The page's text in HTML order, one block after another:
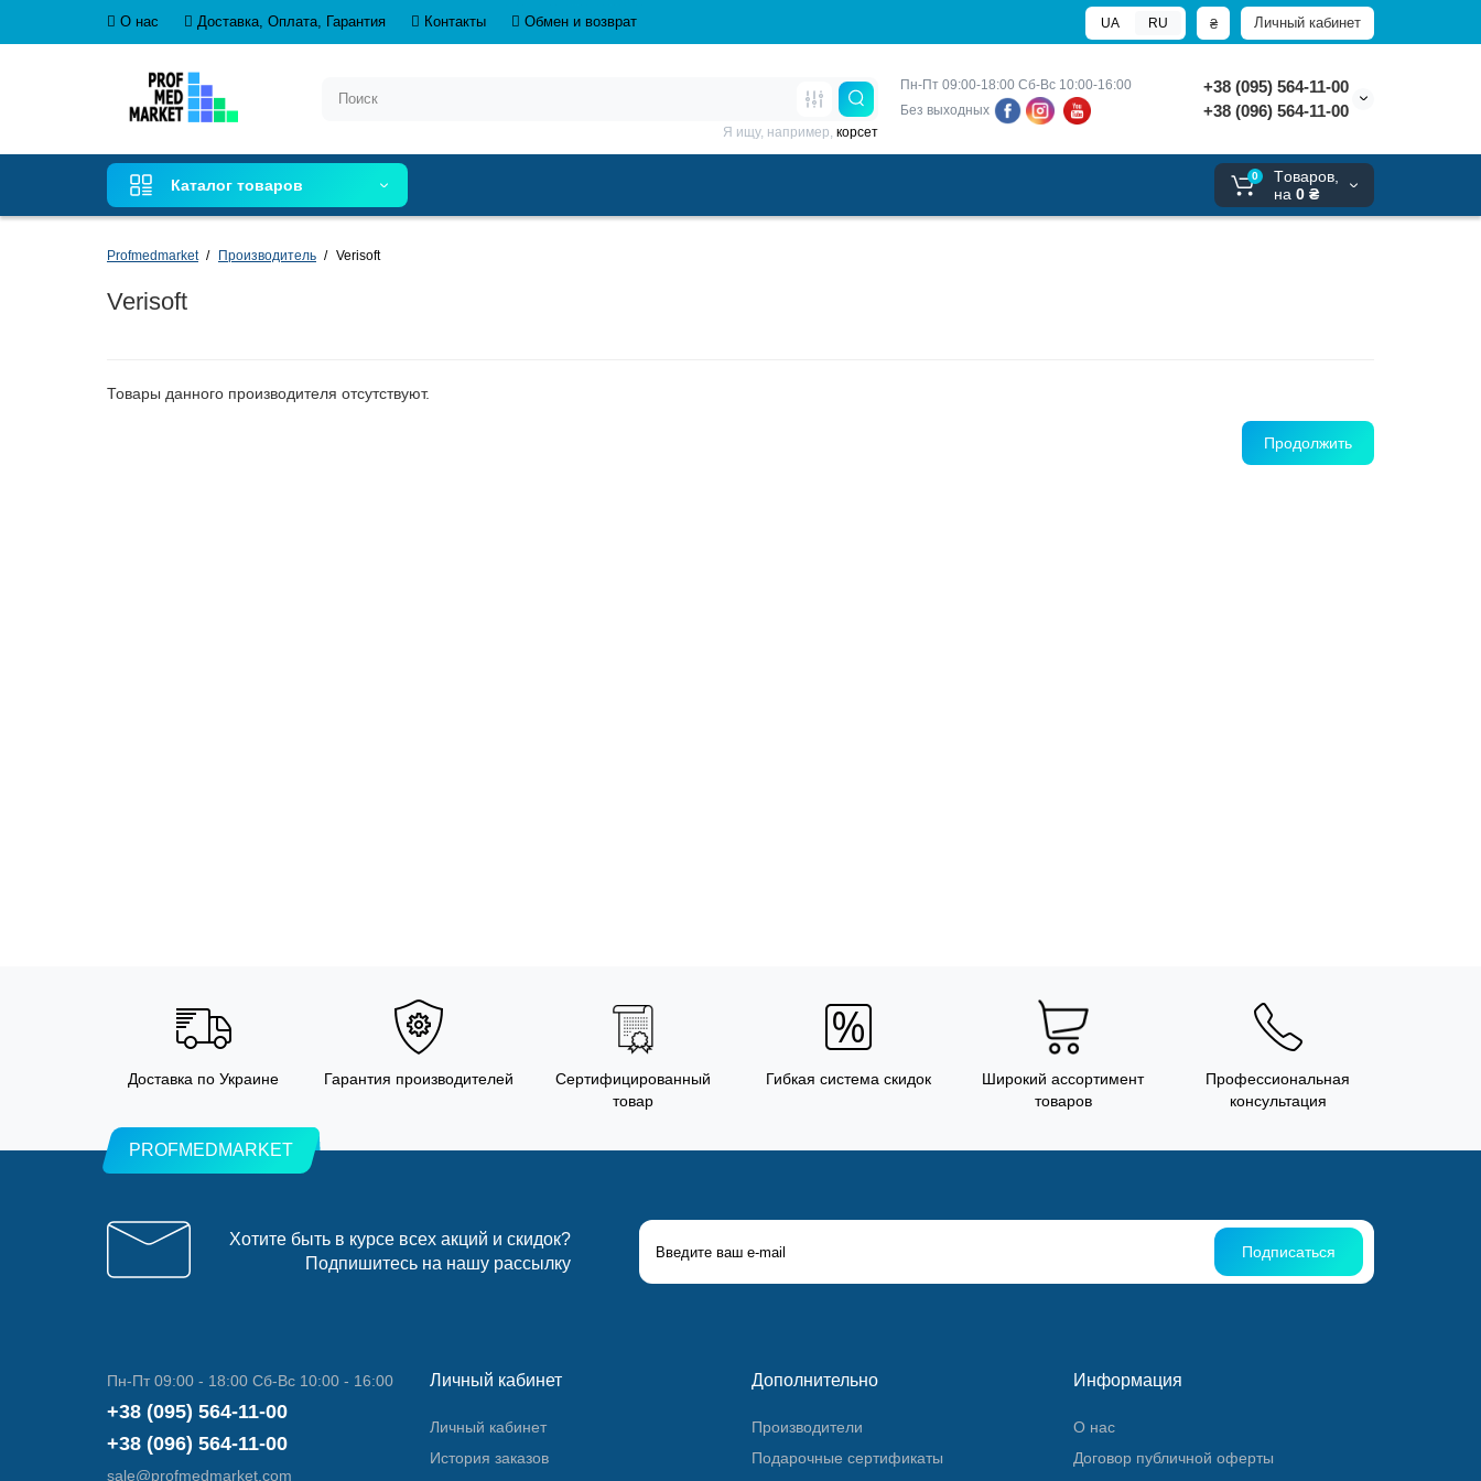
О нас Доставка, Оплата, Гарантия Контакты Обмен и возврат Личный кабинет
₴
UA RU
Пн-Пт 09:00-18:00 Сб-Вс 10:00-16:00
Без выходных
+38 (095) 564-11-00
+38 (096) 564-11-00
Я ищу, например, корсет
Каталог товаров
0
Tоваров,
на 0 ₴
Profmedmarket Производитель Verisoft
Verisoft
Товары данного производителя отсутствуют.
Продолжить
Доставка по Украине Гарантия производителей
Сертифицированный
товар
Гибкая система скидок
Широкий ассортимент
товаров
Профессиональная
консультация
PROFMEDMARKET
Хотите быть в курсе всех акций и скидок?
Подпишитесь на нашу рассылку
Подписаться
Пн-Пт 09:00 - 18:00 Сб-Вс 10:00 - 16:00
+38 (095) 564-11-00
+38 (096) 564-11-00
sale@profmedmarket.com
Личный кабинет
Личный кабинет
История заказов
Дополнительно
Производители
Подарочные сертификаты
Информация
О нас
Договор публичной оферты